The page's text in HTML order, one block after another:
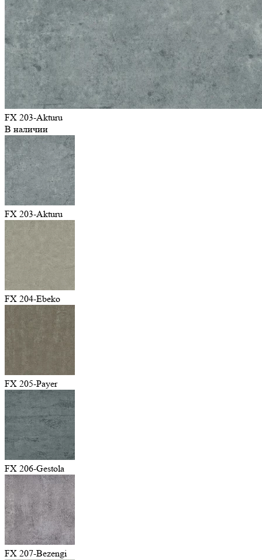
FX 203-Akturu
В наличии
FX 203-Akturu
FX 204-Ebeko
FX 205-Payer
FX 206-Gestola
FX 207-Bezengi